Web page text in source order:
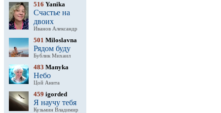
516 Yanika
Счастье на
двоих
Иванов Александр
501 Miloslavna
Рядом буду
Бублик Михаил
483 Manyka
Небо
Цой Анита
459 igorded
Я научу тебя
Кузьмин Владимир